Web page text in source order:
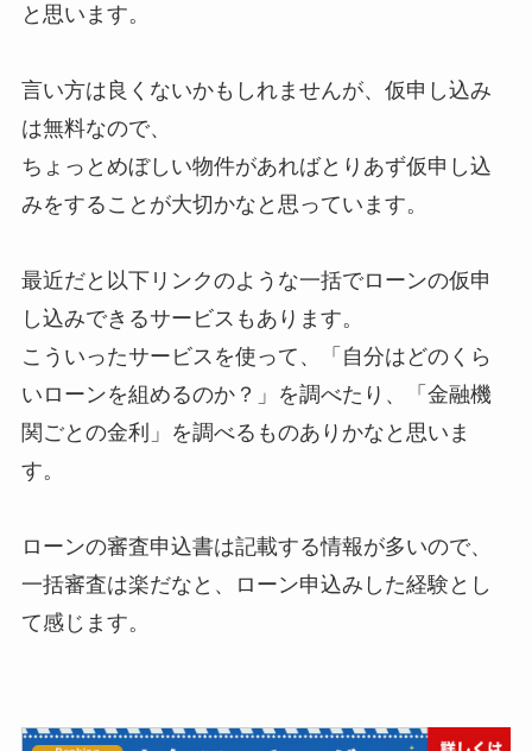
と思います。
言い方は良くないかもしれませんが、仮申し込み
は無料なので、
ちょっとめぼしい物件があればとりあず仮申し込
みをすることが大切かなと思っています。
最近だと以下リンクのような一括でローンの仮申
し込みできるサービスもあります。
こういったサービスを使って、「自分はどのくら
いローンを組めるのか？」を調べたり、「金融機
関ごとの金利」を調べるものありかなと思いま
す。
ローンの審査申込書は記載する情報が多いので、
一括審査は楽だなと、ローン申込みした経験とし
て感じます。